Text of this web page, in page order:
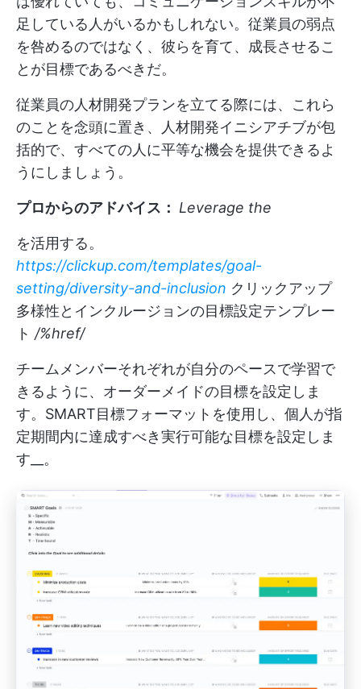
足している人がいるかもしれない。従業員の弱点
を咎めるのではなく、彼らを育て、成長させるこ
とが目標であるべきだ。
従業員の人材開発プランを立てる際には、これら
のことを念頭に置き、人材開発イニシアチブが包
括的で、すべての人に平等な機会を提供できるよ
うにしましょう。
プロからのアドバイス： Leverage the
を活用する。
https://clickup.com/templates/goal-
setting/diversity-and-inclusion クリックアップ
多様性とインクルージョンの目標設定テンプレー
ト /%href/
チームメンバーそれぞれが自分のペースで学習で
きるように、オーダーメイドの目標を設定しま
す。SMART目標フォーマットを使用し、個人が指
定期間内に達成すべき実行可能な目標を設定しま
す__。